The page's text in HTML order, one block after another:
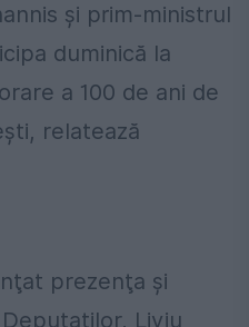
şi prim-ministrul
duminică la
a 100 de ani de
relatează
prezenţa şi
Liviu